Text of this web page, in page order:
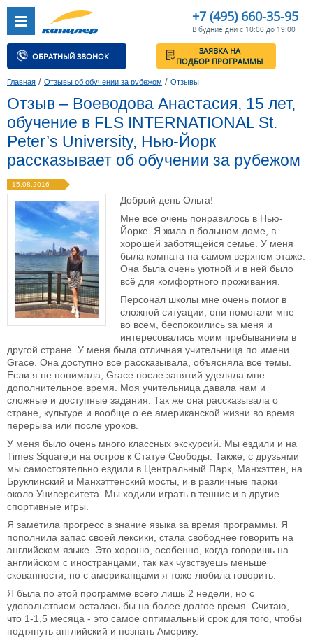
+7 (495) 660-35-95
В будние дни с 10:00 до 19:00
ОБРАТНЫЙ ЗВОНОК
ЗАЯВКА НА
ПОДБОР ПРОГРАММЫ
Главная / Отзывы об обучении за рубежом / Отзывы
Отзыв – Воеводова Анастасия, 15 лет,
обучение в FLS INTERNATIONAL St.
Peter’s University, Нью-Йорк
рассказывает об обучении за рубежом
15.08.2016
Добрый день Ольга!
Мне все очень понравилось в Нью-
Йорке. Я жила в большом доме, в
хорошей заботящейся семье. У меня
была комната на самом верхнем этаже.
Она была очень уютной и в ней было
всё для комфортного проживания.
Персонал школы мне очень помог в
сложной ситуации, они помогали мне
во всем, беспокоились за меня и
интересовались моим пребыванием в
другой стране. У меня была отличная учительница по имени
Grace. Она доступно все рассказывала, объясняла все темы.
Если я не понимала, Grace после занятий уделяла мне
дополнительное время. Моя учительница давала нам и
сложные и доступные задания. Так же она рассказывала о
стране, культуре и вообще о ее американской жизни во время
перерыва или после уроков.
У меня было очень много классных экскурсий. Мы ездили и на
Times Square,и на остров к Статуе Свободы. Также, с друзьями
мы самостоятельно ездили в Центральный Парк, Манхэттен, на
Бруклинский и Манхэттенский мосты, и в различные парки
около Университета. Мы ходили играть в теннис и в другие
спортивные игры.
Я заметила прогресс в знание языка за время программы. Я
пополнила запас своей лексики, стала свободнее говорить на
английском языке. Это хорошо, особенно, когда говоришь на
английском с иностранцами, так как чувствуешь меньше
скованности, но с американцами я тоже любила говорить.
Я была по этой программе всего лишь 2 недели, но с
удовольствием осталась бы на более долгое время. Считаю,
что 1-1,5 месяца - это самое оптимальный срок для того, чтобы
подтянуть английский и познать Америку.